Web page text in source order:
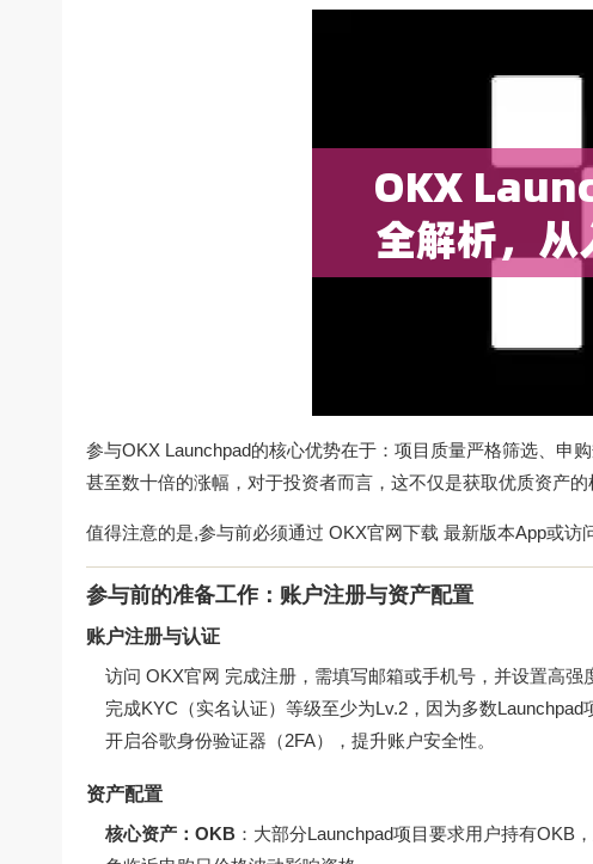
参与OKX Launchpad的核心优势在于：项目质量严格筛选、申
甚至数十倍的涨幅，对于投资者而言，这不仅是获取优质资产的
值得注意的是,参与前必须通过 OKX官网下载 最新版本App或访
参与前的准备工作：账户注册与资产配置
账户注册与认证
访问 OKX官网 完成注册，需填写邮箱或手机号，并设置高强
完成KYC（实名认证）等级至少为Lv.2，因为多数Launchpad
开启谷歌身份验证器（2FA），提升账户安全性。
资产配置
核心资产：OKB ：大部分Launchpad项目要求用户持有OKB